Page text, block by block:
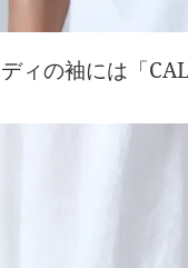
ィの袖には「